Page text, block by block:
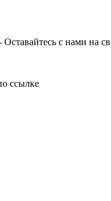
с нами на
ссылке